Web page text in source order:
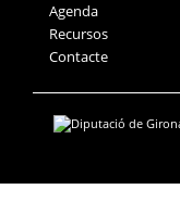
Agenda
Recursos
Contacte